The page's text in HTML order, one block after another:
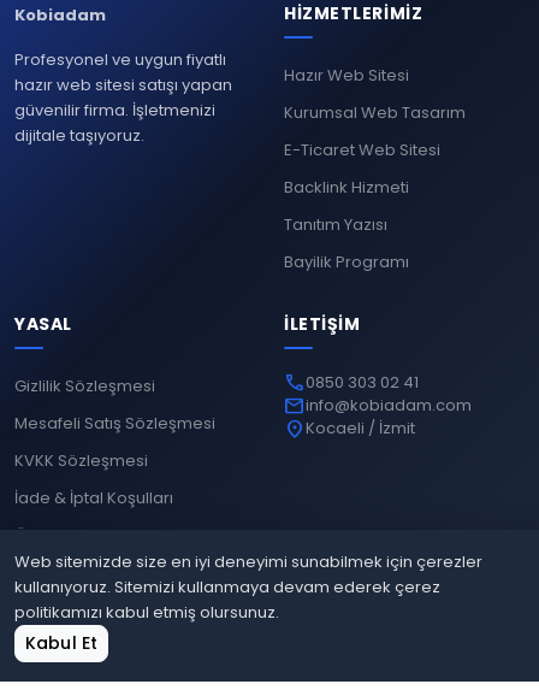
Web sitemizde size en iyi deneyimi sunabilmek için çerezler
kullanıyoruz. Sitemizi kullanmaya devam ederek çerez
politikamızı kabul etmiş olursunuz.
Kabul Et
Kobiadam
Profesyonel ve uygun fiyatlı
hazır web sitesi satışı yapan
güvenilir firma. İşletmenizi
dijitale taşıyoruz.
HIZMETLERIMIZ
Hazır Web Sitesi
Kurumsal Web Tasarım
E-Ticaret Web Sitesi
Backlink Hizmeti
Tanıtım Yazısı
Bayilik Programı
YASAL
Gizlilik Sözleşmesi
Mesafeli Satış Sözleşmesi
KVKK Sözleşmesi
İade & İptal Koşulları
Ödeme Yöntemleri
İLETIŞIM
phone0850 303 02 41
mailinfo@kobiadam.com
location_on Kocaeli / İzmit
Kobiadam
home
Ana Sayfa